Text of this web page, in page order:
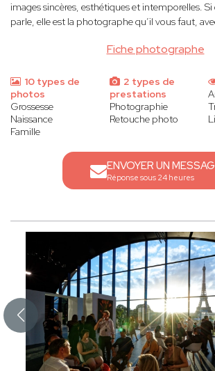
Fiche photographe
images sincères, esthétiques et intemporelles.
parle, elle est la photographe qu’il vous faut,
10 types de
photos
Grossesse
Naissance
Famille
2 types de
prestations
Photographie
Retouche photo
ENVOYER UN
Réponse sous 24 heures